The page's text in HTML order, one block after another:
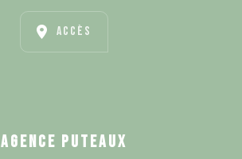
ACCÈS
AGENCE PUTEAUX